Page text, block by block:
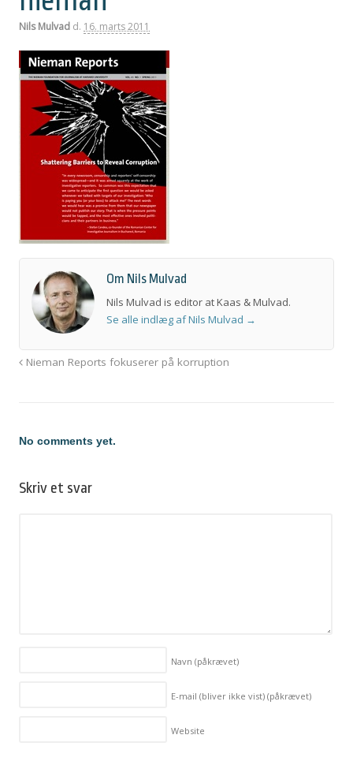
Nils Mulvad d. 16. marts 2011
Om Nils Mulvad
Nils Mulvad is editor at Kaas & Mulvad.
Se alle indlæg af Nils Mulvad →
Nieman Reports fokuserer på korruption
No comments yet.
Skriv et svar
Navn(påkrævet)
E-mail (bliver ikke vist)(påkrævet)
Website